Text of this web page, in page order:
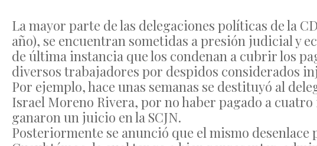
La mayor parte de las delegaciones políticas de la
año), se encuentran sometidas a presión judicial y
de última instancia que los condenan a cubrir los
diversos trabajadores por despidos considerados
Por ejemplo, hace unas semanas se destituyó al
Israel Moreno Rivera, por no haber pagado a
ganaron un juicio en la SCJN.
Posteriormente se anunció que el mismo